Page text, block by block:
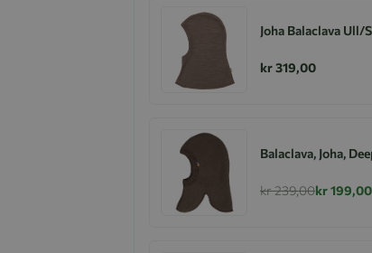
Joha Balaclava Ull/
kr 319,00
Balaclava, Joha,
kr 239,00kr 199,00